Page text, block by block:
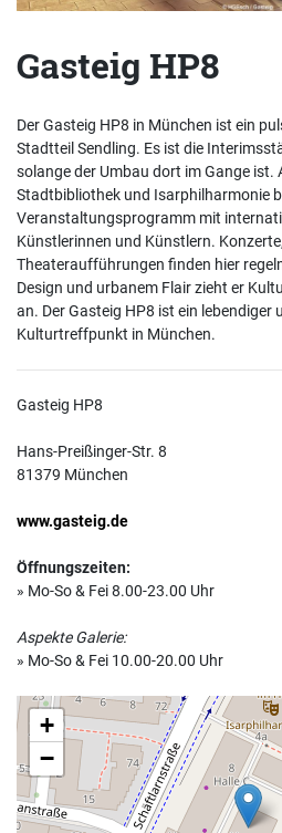
Gasteig HP8
Der Gasteig HP8 in München ist ein
Stadtteil Sendling. Es ist die
solange der Umbau dort im Gange
Stadtbibliothek und Isarphilharmonie
Veranstaltungsprogramm mit
Künstlerinnen und Künstlern.
Theateraufführungen finden hier
Design und urbanem Flair zieht er
an. Der Gasteig HP8 ist ein lebendiger
Kulturtreffpunkt in München.
Gasteig HP8
Hans-Preißinger-Str. 8
81379 München
www.gasteig.de
Öffnungszeiten:
» Mo-So & Fei 8.00-23.00 Uhr
Aspekte Galerie:
» Mo-So & Fei 10.00-20.00 Uhr
+
−